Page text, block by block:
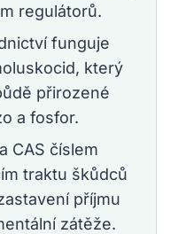
regulátorů.
funguje
který
přirozené
a fosfor.
CAS číslem
traktu škůdců
příjmu
zátěže.